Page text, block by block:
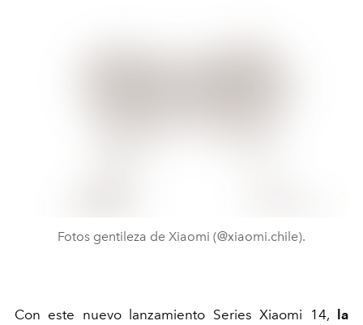
Fotos gentileza de Xiaomi (@xiaomi.chile).
Con este nuevo lanzamiento Series Xiaomi 14, la